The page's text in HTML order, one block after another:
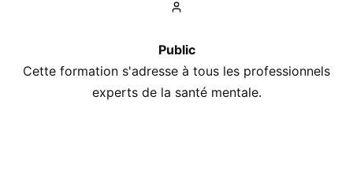
Public
Cette formation s'adresse à tous les professionnels
experts de la santé mentale.